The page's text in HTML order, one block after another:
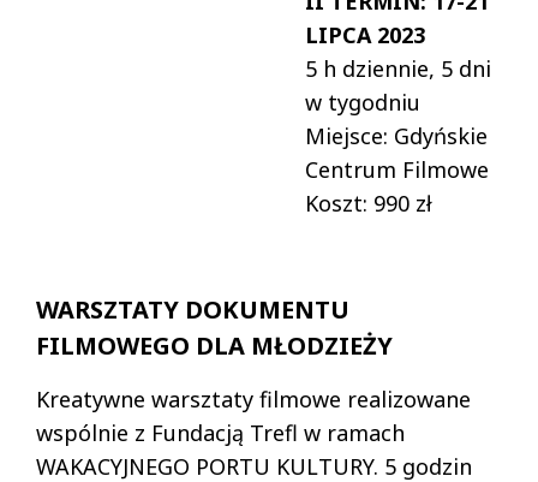
LIPCA 2023
5 h dziennie, 5 dni
w tygodniu
Miejsce: Gdyńskie
Centrum Filmowe
Koszt: 990 zł
WARSZTATY DOKUMENTU
FILMOWEGO DLA MŁODZIEŻY
Kreatywne warsztaty filmowe realizowane
wspólnie z Fundacją Trefl w ramach
WAKACYJNEGO PORTU KULTURY. 5 godzin